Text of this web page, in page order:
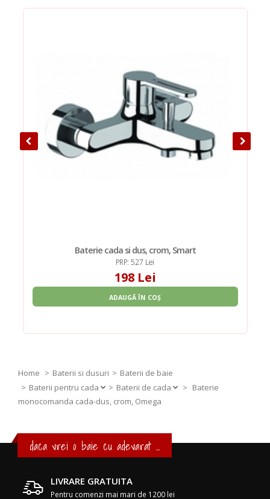
Baterie cada si dus, crom, Smart
PRP: 527 Lei
198 Lei
ADAUGĂ ÎN COȘ
Home Baterii si dusuri
Baterii de baie
Baterii pentru cada
Baterii de cada > Baterie
monocomanda cada-dus, crom, Omega
daca vrei o baie cu adevarat ...
LIVRARE GRATUITA
Pentru comenzi mai mari de 1200 lei